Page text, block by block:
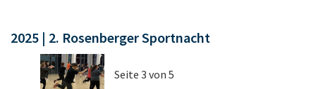
2025 | 2. Rosenberger Sportnacht
Seite 3 von 5